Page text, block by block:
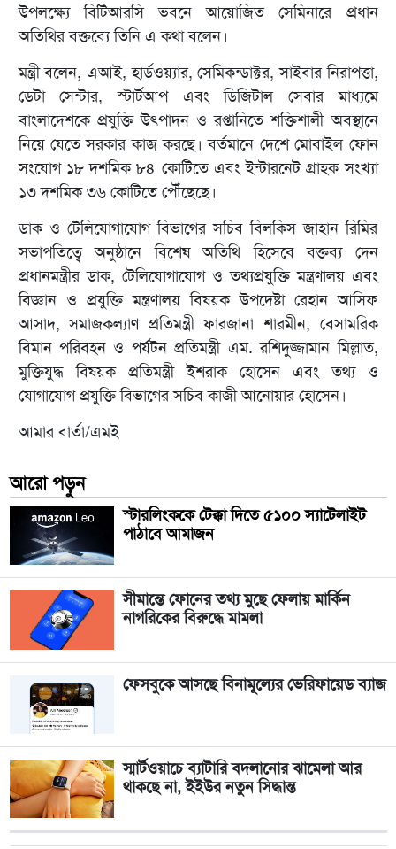
উপলক্ষ্যে বিটিআরসি ভবনে আয়োজিত সেমিনারে প্রধান
অতিথির বক্তব্যে তিনি এ কথা বলেন।
মন্ত্রী বলেন, এআই, হার্ডওয়্যার, সেমিকন্ডাক্টর, সাইবার নিরাপত্তা,
ডেটা সেন্টার, স্টার্টআপ এবং ডিজিটাল সেবার মাধ্যমে
বাংলাদেশকে প্রযুক্তি উৎপাদন ও রপ্তানিতে শক্তিশালী অবস্থানে
নিয়ে যেতে সরকার কাজ করছে। বর্তমানে দেশে মোবাইল ফোন
সংযোগ ১৮ দশমিক ৮৪ কোটিতে এবং ইন্টারনেট গ্রাহক সংখ্যা
১৩ দশমিক ৩৬ কোটিতে পৌঁছেছে।
ডাক ও টেলিযোগাযোগ বিভাগের সচিব বিলকিস জাহান রিমির
সভাপতিত্বে অনুষ্ঠানে বিশেষ অতিথি হিসেবে বক্তব্য দেন
প্রধানমন্ত্রীর ডাক, টেলিযোগাযোগ ও তথ্যপ্রযুক্তি মন্ত্রণালয় এবং
বিজ্ঞান ও প্রযুক্তি মন্ত্রণালয় বিষয়ক উপদেষ্টা রেহান আসিফ
আসাদ, সমাজকল্যাণ প্রতিমন্ত্রী ফারজানা শারমীন, বেসামরিক
বিমান পরিবহন ও পর্যটন প্রতিমন্ত্রী এম. রশিদুজ্জামান মিল্লাত,
মুক্তিযুদ্ধ বিষয়ক প্রতিমন্ত্রী ইশরাক হোসেন এবং তথ্য ও
যোগাযোগ প্রযুক্তি বিভাগের সচিব কাজী আনোয়ার হোসেন।
আমার বার্তা/এমই
আরো পড়ুন
স্টারলিংককে টেক্কা দিতে ৫১০০ স্যাটেলাইট
পাঠাবে আমাজন
সীমান্তে ফোনের তথ্য মুছে ফেলায় মার্কিন
নাগরিকের বিরুদ্ধে মামলা
ফেসবুকে আসছে বিনামূল্যের ভেরিফায়েড ব্যাজ
স্মার্টওয়াচে ব্যাটারি বদলানোর ঝামেলা আর
থাকছে না, ইইউর নতুন সিদ্ধান্ত